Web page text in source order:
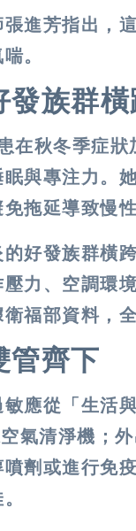
進芳指出，
。
發族群
在秋冬季症狀
與專注力。
拖延導致慢性
好發族群橫
力、空調環
福部資料，
管齊下
應從「生活
空氣清淨機；
劑或進行免